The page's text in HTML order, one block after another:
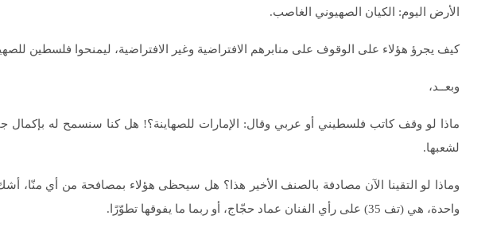
الأرض اليوم: الكيان الصهيوني الغاصب.
كيف يجرؤ هؤلاء على الوقوف على منابرهم الافتراضية وغير الافتراضية، ليمنحوا فلسطين
وبعــد،
ماذا لو وقف كاتب فلسطيني أو عربي وقال: الإمارات للصهاينة؟! هل كنا سنسمح له بإكمال
لشعبها.
وماذا لو التقينا الآن مصادفة بالصنف الأخير هذا؟ هل سيحظى هؤلاء بمصافحة من أي منّا،
واحدة، هي (تف 35) على رأي الفنان عماد حجّاج، أو ربما ما يفوقها تطوّرًا.